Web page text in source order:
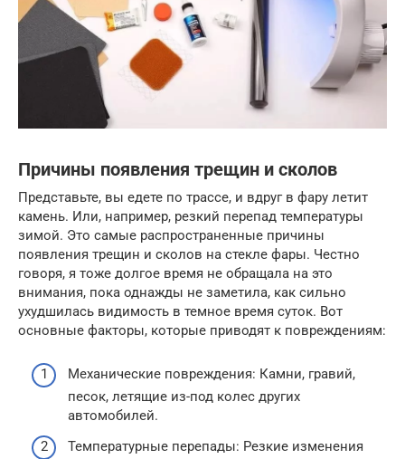
Причины появления трещин и сколов
Представьте, вы едете по трассе, и вдруг в фару летит
камень. Или, например, резкий перепад температуры
зимой. Это самые распространенные причины
появления трещин и сколов на стекле фары. Честно
говоря, я тоже долгое время не обращала на это
внимания, пока однажды не заметила, как сильно
ухудшилась видимость в темное время суток. Вот
основные факторы, которые приводят к повреждениям:
Механические повреждения: Камни, гравий,
песок, летящие из-под колес других
автомобилей.
Температурные перепады: Резкие изменения